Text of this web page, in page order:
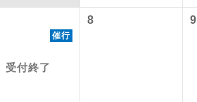
催行
受付終了
8 9
【日本国内空港施設使用料】
2026/8/6〜2026/10/5 大人（12歳以上
添乗員同行